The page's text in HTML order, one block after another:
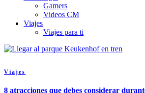
Gamers
Videos CM
Viajes
Viajes para ti
Viajes
8 atracciones que debes considerar